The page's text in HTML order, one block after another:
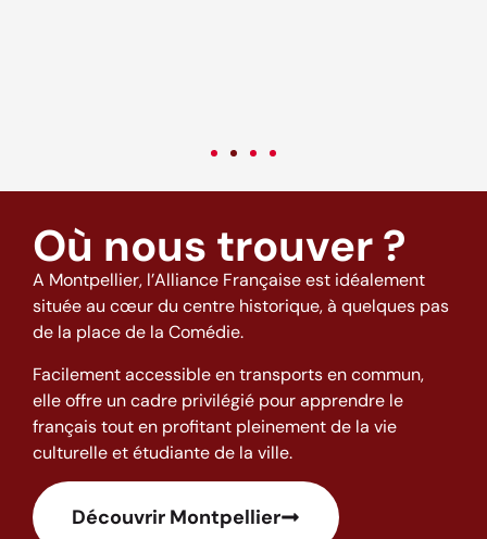
Où nous trouver ?
A Montpellier, l’Alliance Française est idéalement
située au cœur du centre historique, à quelques pas
de la place de la Comédie.
Facilement accessible en transports en commun,
elle offre un cadre privilégié pour apprendre le
français tout en profitant pleinement de la vie
culturelle et étudiante de la ville.
Découvrir Montpellier